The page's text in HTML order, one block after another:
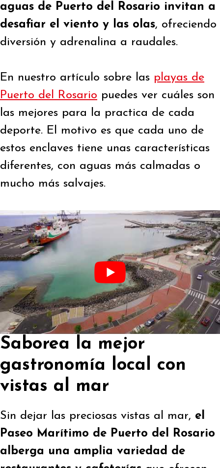
aguas de Puerto del Rosario invitan a
desafiar el viento y las olas, ofreciendo
diversión y adrenalina a raudales.
En nuestro artículo sobre las playas de
Puerto del Rosario puedes ver cuáles son
las mejores para la practica de cada
deporte. El motivo es que cada uno de
estos enclaves tiene unas características
diferentes, con aguas más calmadas o
mucho más salvajes.
Saborea la mejor
gastronomía local con
vistas al mar
Sin dejar las preciosas vistas al mar, el
Paseo Marítimo de Puerto del Rosario
alberga una amplia variedad de